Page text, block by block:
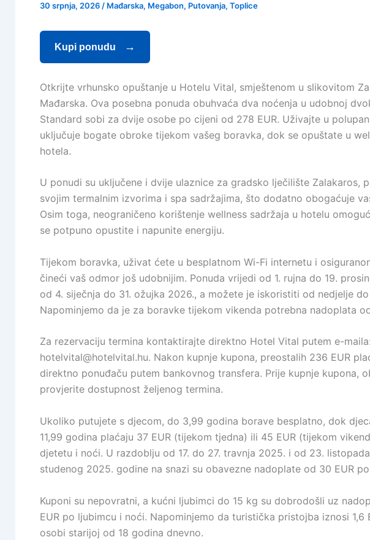
30 srpnja, 2026 / Mađarska, Megabon, Putovanja, Toplice
Kupi ponudu
Otkrijte vrhunsko opuštanje u Hotelu Vital, smještenom u slikovitom
Mađarska. Ova posebna ponuda obuhvaća dva noćenja u udobnoj
Standard sobi za dvije osobe po cijeni od 278 EUR. Uživajte u
uključuje bogate obroke tijekom vašeg boravka, dok se opuštate u
hotela.
U ponudi su uključene i dvije ulaznice za gradsko lječilište Zalakaros,
svojim termalnim izvorima i spa sadržajima, što dodatno obogaćuje
Osim toga, neograničeno korištenje wellness sadržaja u hotelu
se potpuno opustite i napunite energiju.
Tijekom boravka, uživat ćete u besplatnom Wi-Fi internetu i
čineći vaš odmor još udobnijim. Ponuda vrijedi od 1. rujna do 19.
od 4. siječnja do 31. ožujka 2026., a možete je iskoristiti od nedjelje
Napominjemo da je za boravke tijekom vikenda potrebna nadoplata
Za rezervaciju termina kontaktirajte direktno Hotel Vital putem e-
hotelvital@hotelvital.hu. Nakon kupnje kupona, preostalih 236 EUR
direktno ponuđaču putem bankovnog transfera. Prije kupnje kupona,
provjerite dostupnost željenog termina.
Ukoliko putujete s djecom, do 3,99 godina borave besplatno, dok
11,99 godina plaćaju 37 EUR (tijekom tjedna) ili 45 EUR (tijekom
djetetu i noći. U razdoblju od 17. do 27. travnja 2025. i od 23.
studenog 2025. godine na snazi su obavezne nadoplate od 30 EUR
Kuponi su nepovratni, a kućni ljubimci do 15 kg su dobrodošli uz
EUR po ljubimcu i noći. Napominjemo da turistička pristojba iznosi 1,6
osobi starijoj od 18 godina dnevno.